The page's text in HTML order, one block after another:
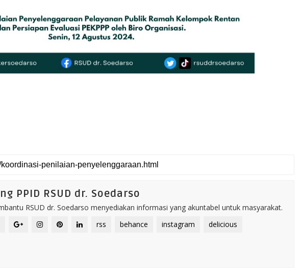
PPID RSUD dr. Soedarso
RSUD dr. Soedarso menyediakan informasi yang akuntabel untuk masyarakat.
rss
behance instagram delicious